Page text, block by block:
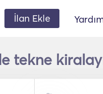
İlan Ekle
tekne